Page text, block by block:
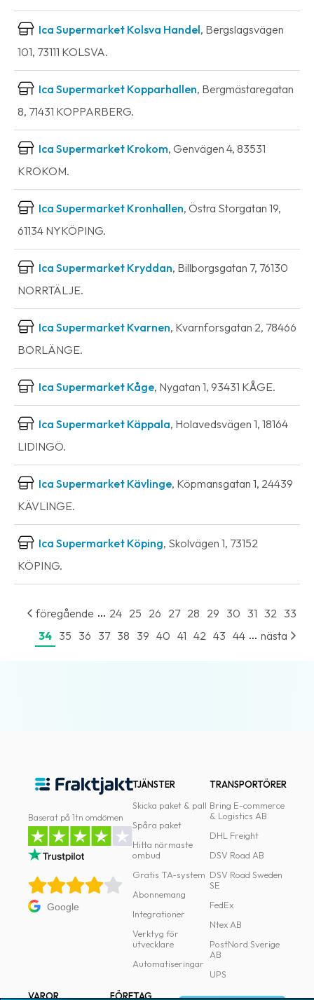
Ica Supermarket Kolsva Handel, Bergslagsvägen
101, 73111 KOLSVA.
Ica Supermarket Kopparhallen, Bergmästaregatan
8, 71431 KOPPARBERG.
Ica Supermarket Krokom, Genvägen 4, 83531
KROKOM.
Ica Supermarket Kronhallen, Östra Storgatan 19,
61134 NYKÖPING.
Ica Supermarket Kryddan, Billborgsgatan 7, 76130
NORRTÄLJE.
Ica Supermarket Kvarnen, Kvarnforsgatan 2, 78466
BORLÄNGE.
Ica Supermarket Kåge, Nygatan 1, 93431 KÅGE.
Ica Supermarket Käppala, Holavedsvägen 1, 18164
LIDINGÖ.
Ica Supermarket Kävlinge, Köpmansgatan 1, 24439
KÄVLINGE.
Ica Supermarket Köping, Skolvägen 1, 73152
KÖPING.
föregående ... 24 25 26 27 28 29 30 31 32 33
34 35 36 37 38 39 40 41 42 43 44 ... nästa
Baserat på 1tn omdömen
Google
TJÄNSTER
Skicka paket & pall
Spåra paket
Hitta närmaste
ombud
Gratis TA-system
Abonnemang
Integrationer
Verktyg för
utvecklare
Automatiseringar
TRANSPORTÖRER
Bring E-commerce
& Logistics AB
DHL Freight
DSV Road AB
DSV Road Sweden
SE
FedEx
Ntex AB
PostNord Sverige
AB
UPS
VAROR
FÖRETAG